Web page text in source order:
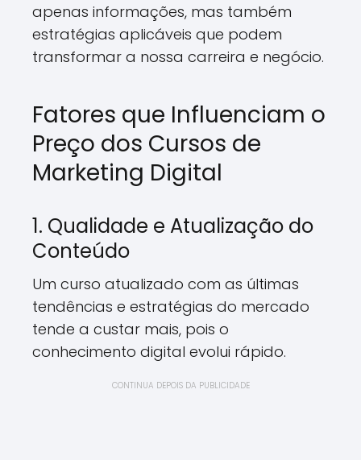
apenas informações, mas também
estratégias aplicáveis que podem
transformar a nossa carreira e negócio.
Fatores que Influenciam o
Preço dos Cursos de
Marketing Digital
1. Qualidade e Atualização do
Conteúdo
Um curso atualizado com as últimas
tendências e estratégias do mercado
tende a custar mais, pois o
conhecimento digital evolui rápido.
CONTINUA DEPOIS DA PUBLICIDADE